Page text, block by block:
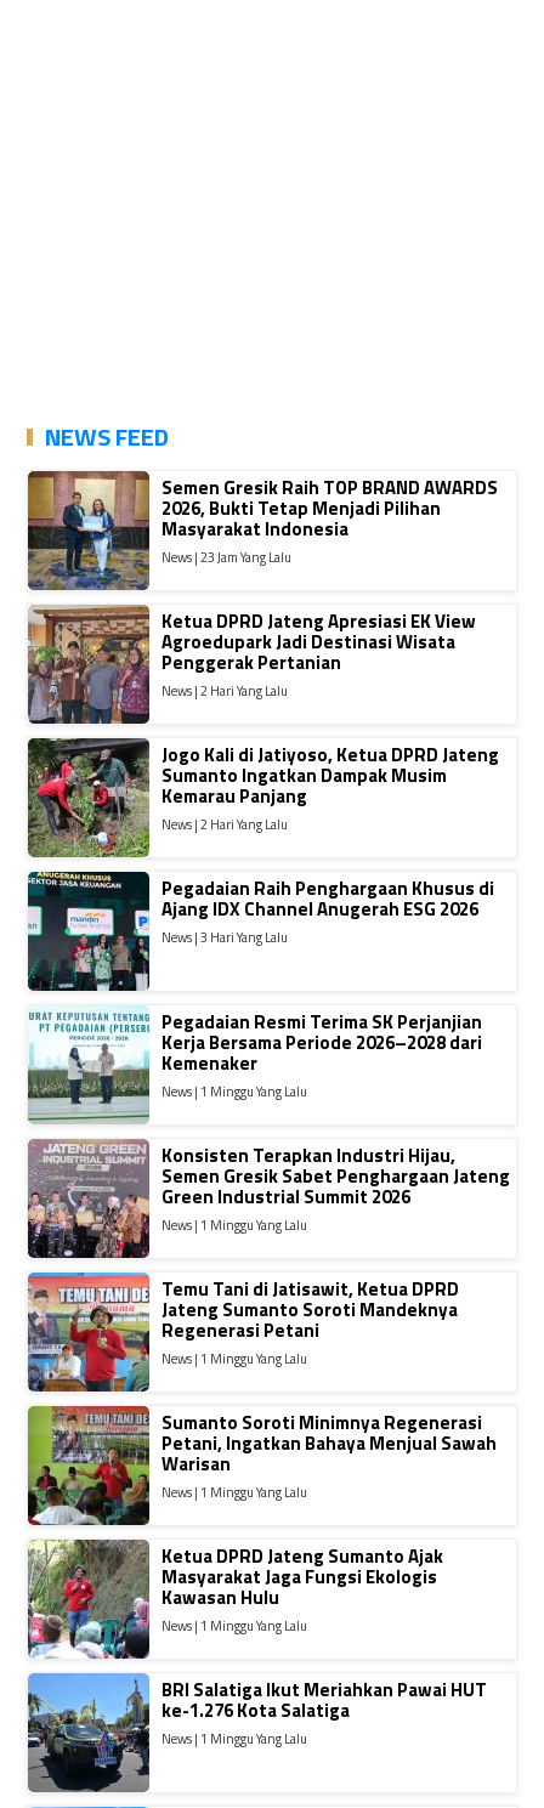
NEWS FEED
Semen Gresik Raih TOP BRAND AWARDS
2026, Bukti Tetap Menjadi Pilihan
Masyarakat Indonesia
News | 23 Jam Yang Lalu
Ketua DPRD Jateng Apresiasi EK View
Agroedupark Jadi Destinasi Wisata
Penggerak Pertanian
News | 2 Hari Yang Lalu
Jogo Kali di Jatiyoso, Ketua DPRD Jateng
Sumanto Ingatkan Dampak Musim
Kemarau Panjang
News | 2 Hari Yang Lalu
Pegadaian Raih Penghargaan Khusus di
Ajang IDX Channel Anugerah ESG 2026
News | 3 Hari Yang Lalu
Pegadaian Resmi Terima SK Perjanjian
Kerja Bersama Periode 2026–2028 dari
Kemenaker
News | 1 Minggu Yang Lalu
Konsisten Terapkan Industri Hijau,
Semen Gresik Sabet Penghargaan Jateng
Green Industrial Summit 2026
News | 1 Minggu Yang Lalu
Temu Tani di Jatisawit, Ketua DPRD
Jateng Sumanto Soroti Mandeknya
Regenerasi Petani
News | 1 Minggu Yang Lalu
Sumanto Soroti Minimnya Regenerasi
Petani, Ingatkan Bahaya Menjual Sawah
Warisan
News | 1 Minggu Yang Lalu
Ketua DPRD Jateng Sumanto Ajak
Masyarakat Jaga Fungsi Ekologis
Kawasan Hulu
News | 1 Minggu Yang Lalu
BRI Salatiga Ikut Meriahkan Pawai HUT
ke-1.276 Kota Salatiga
News | 1 Minggu Yang Lalu